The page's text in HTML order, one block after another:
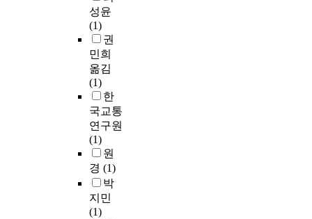
성윤
(1)
권
민희
옮김
(1)
한
국교통
연구원
(1)
원
경 (1)
박
지민
(1)